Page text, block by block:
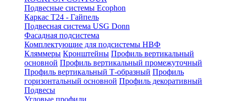
Подвесные системы Ecophon
Каркас Т24 - Гайпель
Подвесная система USG Donn
Фасадная подсистема
Комплектующие для подсистемы НВФ
Кляммеры Кронштейны Профиль вертикальный
основной Профиль вертикальный промежуточный
Профиль вертикальный Т-образный Профиль
горизонтальный основной Профиль декоративный
Подвесы
Угловые профили